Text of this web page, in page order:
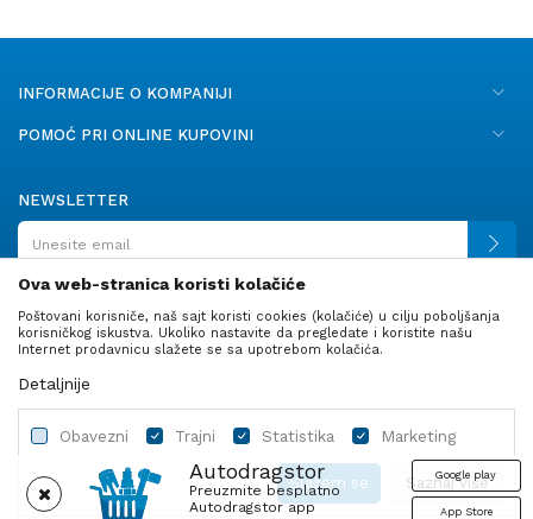
Autodragstor
Preuzmite besplatno
Autodragstor app
Google play
App Store
INFORMACIJE O KOMPANIJI
POMOĆ PRI ONLINE KUPOVINI
NEWSLETTER
PRATITE NAS
Ova web-stranica koristi kolačiće
Poštovani korisniče, naš sajt koristi cookies (kolačiće) u cilju poboljšanja
korisničkog iskustva. Ukoliko nastavite da pregledate i koristite našu
Internet prodavnicu slažete se sa upotrebom kolačića.
Detaljnije
Obavezni Trajni Statistika Marketing
Saznaj više
Slažem se